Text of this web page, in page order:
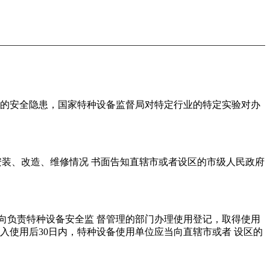
安全隐患，国家特种设备监督局对特定行业的特定实验对办
、改造、维修情况 书面告知直辖市或者设区的市级人民政府
责特种设备安全监 督管理的部门办理使用登记，取得使用
使用后30日内，特种设备使用单位应当向直辖市或者 设区的